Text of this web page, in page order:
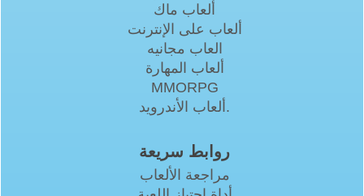
ألعاب ماك
ألعاب على الإنترنت
العاب مجانيه
ألعاب المهارة
MMORPG
ألعاب الأندرويد.
روابط سريعة
مراجعة الألعاب